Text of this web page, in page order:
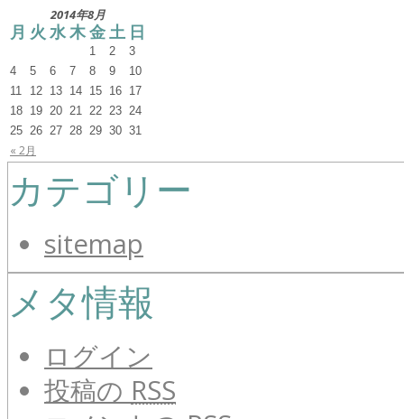
2014年8月
月 火 水木金 土 日
« 2月
1 2
3
4
5 6 7 8 9
10
11
12 13 14 15 16 17
18 19 20 21 22 23 24
25 26 27 28 29 30 31
カテゴリー
sitemap
メタ情報
ログイン
投稿の RSS